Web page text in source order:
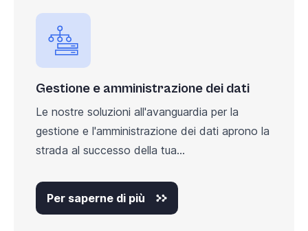
Gestione e amministrazione dei dati
Le nostre soluzioni all'avanguardia per la
gestione e l'amministrazione dei dati aprono la
strada al successo della tua...
Per saperne di più